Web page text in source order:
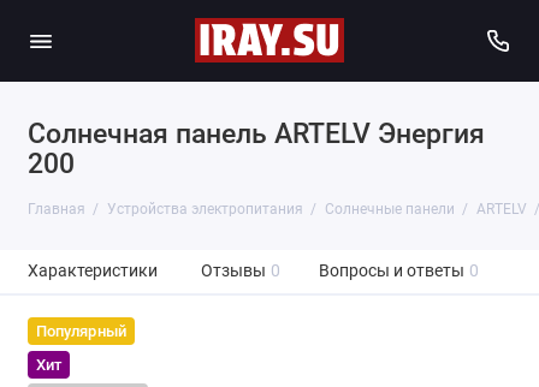
Солнечная панель ARTELV Энергия
200
Главная Устройства электропитания Солнечные панели ARTELV
Характеристики Отзывы 0 Вопросы и ответы 0
Популярный
Хит